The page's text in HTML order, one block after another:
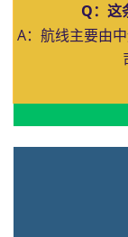
Q：这
A：航线主要由